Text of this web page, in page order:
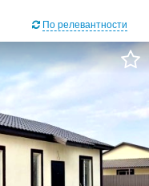
По релевантности